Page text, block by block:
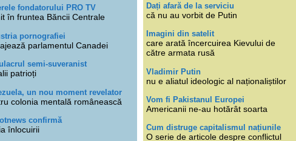
fondatorului PRO TV
în fruntea Băncii Centrale
pornografiei
parlamentul Canadei
semi-suveranist
patrioți
un nou moment revelator
colonia mentală românească
confirmă
înlocuirii
Dați afară de la serviciu
că nu au vorbit de Putin
Imagini din satelit
care arată încercuirea Kievului de
către armata rusă
Vladimir Putin
nu e aliatul ideologic al naționaliștilor
Vom fi Pakistanul Europei
Americanii ne-au hotărât soarta
Cum distruge capitalismul națiunile
O serie de articole despre conflictul